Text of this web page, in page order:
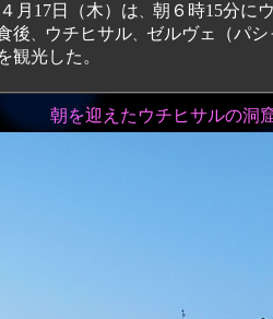
月17日（木）は、 朝６時15分に
後、 ウチヒサル、 ゼルヴェ（パ
観光した。
朝を迎えたウチヒサルの洞